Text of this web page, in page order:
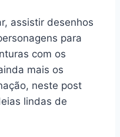
assistir desenhos
para
com os
mais os
neste post
lindas de